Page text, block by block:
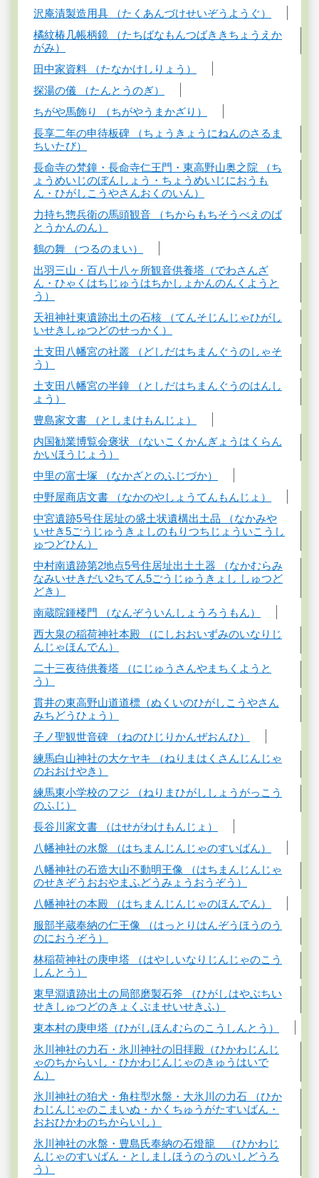
沢庵漬製造用具 （たくあんづけせいぞうようぐ）
橘紋椿几帳柄鏡 （たちばなもんつばききちょうえか
がみ）
田中家資料 （たなかけしりょう）
探湯の儀 （たんとうのぎ）
ちがや馬飾り （ちがやうまかざり）
長享二年の申待板碑 （ちょうきょうにねんのさるま
ちいたび）
長命寺の梵鐘・長命寺仁王門・東高野山奥之院 （ち
ょうめいじのぼんしょう・ちょうめいじにおうも
ん・ひがしこうやさんおくのいん）
力持ち惣兵衛の馬頭観音 （ちからもちそうべえのば
とうかんのん）
鶴の舞 （つるのまい）
出羽三山・百八十八ヶ所観音供養塔（でわさんざ
ん・ひゃくはちじゅうはちかしょかんのんくようと
う）
天祖神社東遺跡出土の石核 （てんそじんじゃひがし
いせきしゅつどのせっかく）
土支田八幡宮の社叢 （どしだはちまんぐうのしゃそ
う）
土支田八幡宮の半鐘 （としだはちまんぐうのはんし
ょう）
豊島家文書 （としまけもんじょ）
内国勧業博覧会褒状 （ないこくかんぎょうはくらん
かいほうじょう）
中里の富士塚 （なかざとのふじづか）
中野屋商店文書 （なかのやしょうてんもんじょ）
中宮遺跡5号住居址の盛土状遺構出土品 （なかみや
いせき5ごうじゅうきょしのもりつちじょういこうし
ゅつどひん）
中村南遺跡第2地点5号住居址出土土器 （なかむらみ
なみいせきだい2ちてん5ごうじゅうきょし しゅつど
どき）
南蔵院鍾楼門 （なんぞういんしょうろうもん）
西大泉の稲荷神社本殿 （にしおおいずみのいなりじ
んじゃほんでん）
二十三夜待供養塔 （にじゅうさんやまちくようと
う）
貫井の東高野山道道標（ぬくいのひがしこうやさん
みちどうひょう）
子ノ聖観世音碑 （ねのひじりかんぜおんひ）
練馬白山神社の大ケヤキ （ねりまはくさんじんじゃ
のおおけやき）
練馬東小学校のフジ （ねりまひがししょうがっこう
のふじ）
長谷川家文書 （はせがわけもんじょ）
八幡神社の水盤 （はちまんじんじゃのすいばん）
八幡神社の石造大山不動明王像 （はちまんじんじゃ
のせきぞうおおやまふどうみょうおうぞう）
八幡神社の本殿 （はちまんじんじゃのほんでん）
服部半蔵奉納の仁王像 （はっとりはんぞうほうのう
のにおうぞう）
林稲荷神社の庚申塔 （はやしいなりじんじゃのこう
しんとう）
東早淵遺跡出土の局部磨製石斧 （ひがしはやぶちい
せきしゅつどのきょくぶませいせきふ）
東本村の庚申塔（ひがしほんむらのこうしんとう）
氷川神社の力石・氷川神社の旧拝殿（ひかわじんじ
ゃのちからいし・ひかわじんじゃのきゅうはいで
ん）
氷川神社の狛犬・角柱型水盤・大氷川の力石 （ひか
わじんじゃのこまいぬ・かくちゅうがたすいばん・
おおひかわのちからいし）
氷川神社の水盤・豊島氏奉納の石燈籠 （ひかわじ
んじゃのすいばん・としましほうのうのいしどうろ
う）